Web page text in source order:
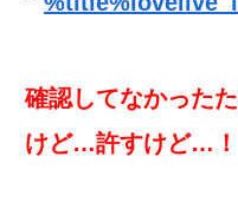
確認してなかった
けど…許すけど…！